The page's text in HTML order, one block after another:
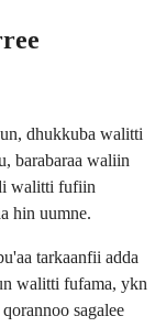
dhukkuba walitti
barabaraa waliin
walitti fufiin
hin uumne.
tarkaanfii adda
walitti fufama, ykn
sagalee